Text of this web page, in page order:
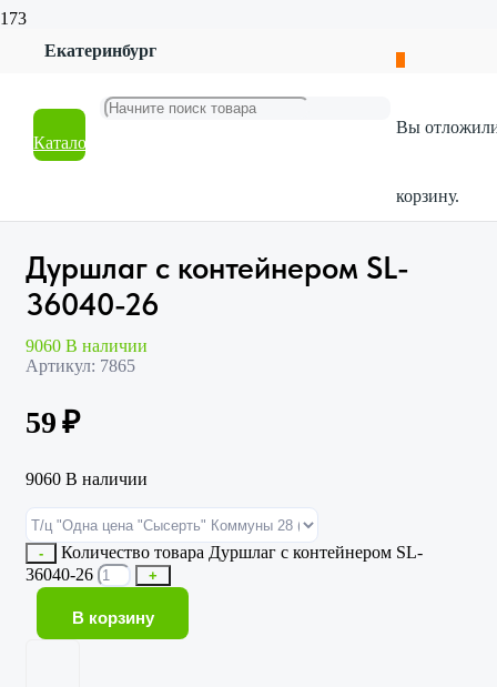
Екатеринбург
Каталог
Вы
корзину.
Посуда
Дуршлаг с контейнером SL-36040-26
Дуршлаг с контейнером SL-
36040-26
9060 В наличии
Артикул: 7865
59₽
9060 В наличии
-
Количество товара Дуршлаг с контейнером SL-
36040-26
+
В корзину